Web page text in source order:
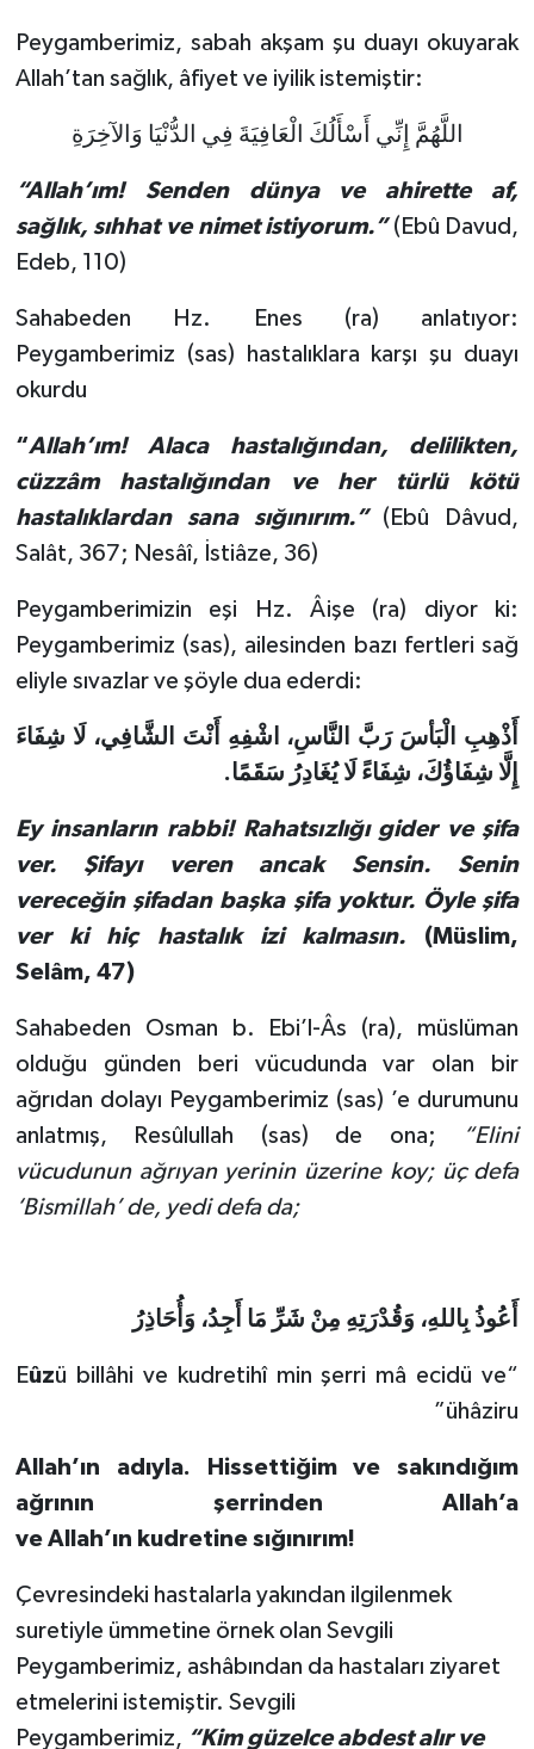
Peygamberimiz, sabah akşam şu duayı okuyarak
Allah’tan sağlık, âfiyet ve iyilik istemiştir:
اللَّهُمَّ إِنِّي أَسْأَلُكَ الْعَافِيَةَ فِي الدُّنْيَا وَالآخِرَةِ
“Allah’ım! Senden dünya ve ahirette af,
sağlık, sıhhat ve nimet istiyorum.” (Ebû Davud,
Edeb, 110)
Sahabeden Hz. Enes (ra) anlatıyor:
Peygamberimiz (sas) hastalıklara karşı şu duayı
okurdu
“Allah’ım! Alaca hastalığından, delilikten,
cüzzâm hastalığından ve her türlü kötü
hastalıklardan sana sığınırım.”(Ebû Dâvud,
Salât, 367; Nesâî, İstiâze, 36)
Peygamberimizin eşi Hz. Âişe (ra) diyor ki:
Peygamberimiz (sas), ailesinden bazı fertleri sağ
eliyle sıvazlar ve şöyle dua ederdi:
أَذْهِبِ الْبَأسَ رَبَّ النَّاسِ، اشْفِهِ أَنْتَ الشَّافِي، لَا شِفَاءَ
إِلَّا شِفَاؤُكَ، شِفَاءً لَا يُغَادِرُ سَقَمًا.
Ey insanların rabbi! Rahatsızlığı gider ve şifa
ver. Şifayı veren ancak Sensin. Senin
vereceğin şifadan başka şifa yoktur. Öyle şifa
ver ki hiç hastalık izi kalmasın. (Müslim,
Selâm, 47)
Sahabeden Osman b. Ebi’l-Âs (ra), müslüman
olduğu günden beri vücudunda var olan bir
ağrıdan dolayı Peygamberimiz (sas) ’e durumunu
anlatmış, Resûlullah (sas) de ona;
“Elini
vücudunun ağrıyan yerinin üzerine koy; üç defa
‘Bismillah’ de, yedi defa da;
أَعُوذُ بِاللهِ، وَقُدْرَتِهِ مِنْ شَرِّ مَا أَجِدُ، وَأُحَاذِرُ
“E
ûzü billâhi ve kudretihî min şerri mâ ecidü ve
ühâziru”
Allah’ın adıyla.
Hissettiğim ve sakındığım
ağrının şerrinden Allah’a
ve Allah’ın kudretine sığınırım!
Çevresindeki hastalarla yakından ilgilenmek
suretiyle ümmetine örnek olan Sevgili
Peygamberimiz, ashâbından da hastaları ziyaret
etmelerini istemiştir. Sevgili
Peygamberimiz, “Kim güzelce abdest alır ve
Çorum Müftülüğü
Denizli Müftülüğü
Diyarbakır Müftülüğü
Düzce Müftülüğü
Edirne Müftülüğü
Erzincan Müftülüğü
Erzurum Müftülüğü
Eskişehir Müftülüğü
Giresun Müftülüğü
Hakkari Müftülüğü
Hatay Müftülüğü
Iğdır Müftülüğü
Isparta Müftülüğü
İzmir Müftülüğü
Kahramanmaraş Müftülüğü
Karabük Müftülüğü
Kars Müftülüğü
Kastamonu Müftülüğü
Kırıkkale Müftülüğü
Kırklareli Müftülüğü
Kırşehir Müftülüğü
Kocaeli Müftülüğü
Biyografiler
Diyanet TV
İhtida Haberleri
YAŞAM